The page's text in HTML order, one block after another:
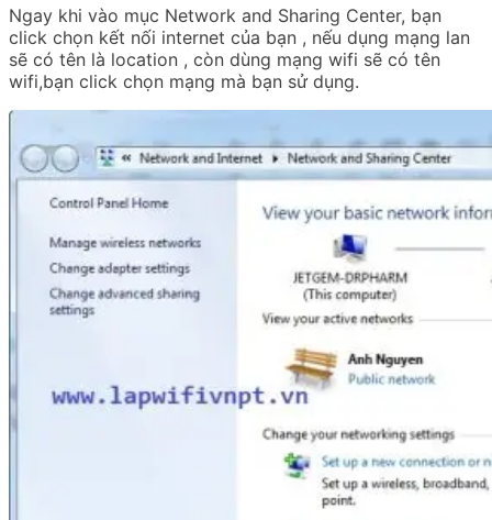
Ngay khi vào mục Network and Sharing Center, bạn
click chọn kết nối internet của bạn , nếu dụng mạng lan
sẽ có tên là location , còn dùng mạng wifi sẽ có tên
wifi,bạn click chọn mạng mà bạn sử dụng.